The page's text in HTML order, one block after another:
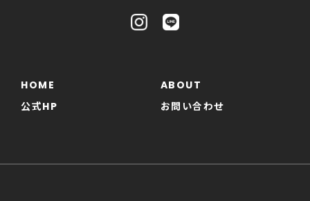
HOME
ABOUT
公式HP
お問い合わせ